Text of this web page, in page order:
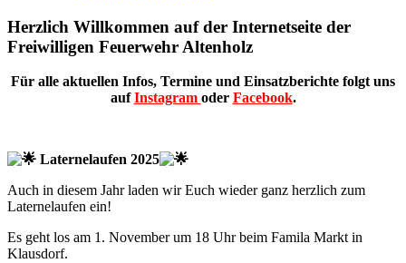
Herzlich Willkommen auf der Internetseite der
Freiwilligen Feuerwehr Altenholz
Für alle aktuellen Infos, Termine und Einsatzberichte folgt uns
aufInstagram oder Facebook.
Laternelaufen 2025
Auch in diesem Jahr laden wir Euch wieder ganz herzlich zum
Laternelaufen ein!
Es geht los am 1. November um 18 Uhr beim Famila Markt in
Klausdorf.